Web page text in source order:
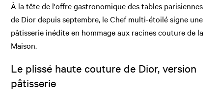
À la tête de l'offre gastronomique des tables parisiennes
de Dior depuis septembre, le Chef multi-étoilé signe une
pâtisserie inédite en hommage aux racines couture de la
Maison.
Le plissé haute couture de Dior, version
pâtisserie